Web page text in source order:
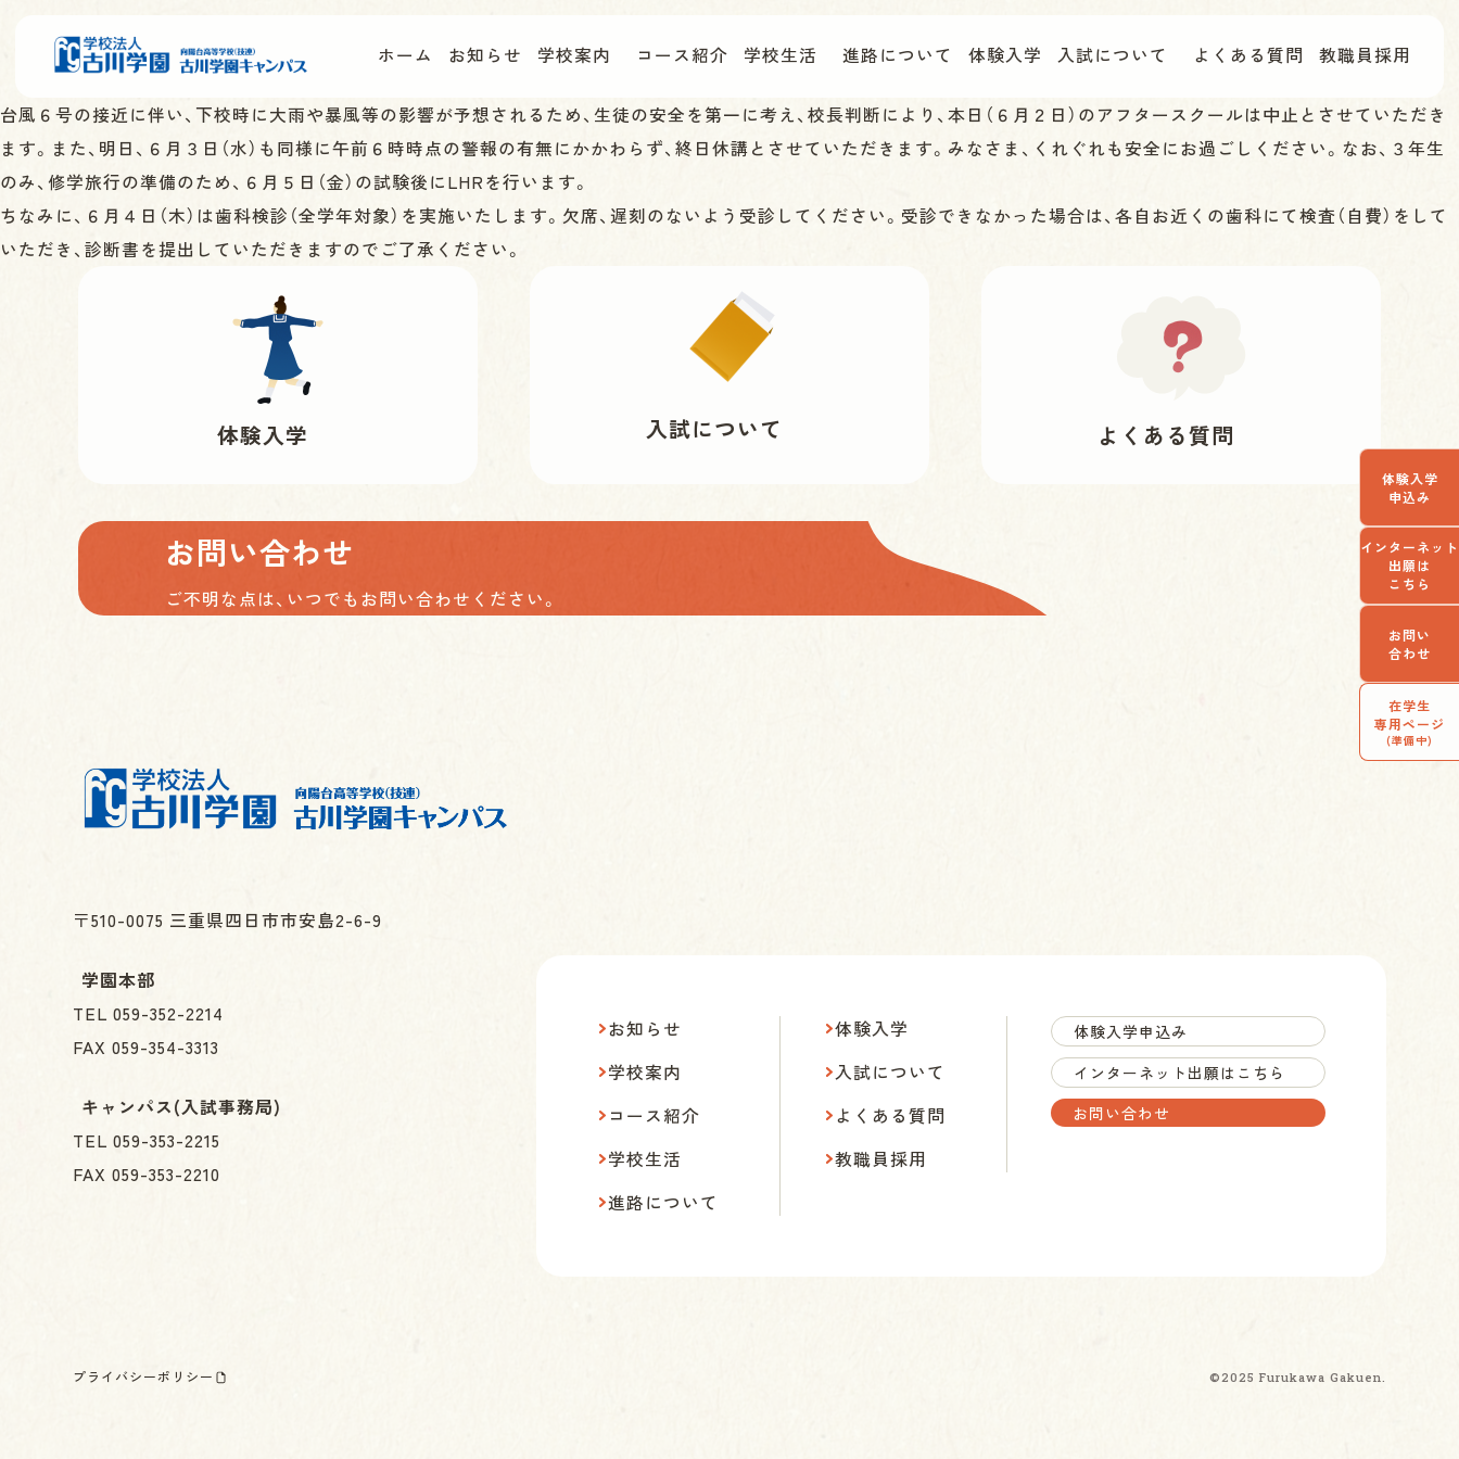
ホーム お知らせ 学校案内 コース紹介 学校生活 進路について 体験入学 入試について よくある質問 教職員採用
体験入学
申込み
インターネット
出願は
こちら
お問い
合わせ
在学生
専用ページ
(準備中)
台風６号の接近に伴い、下校時に大雨や暴風等の影響が予想されるため、生徒の安全を第一に考え、校長判断により、本日（６月２日）のアフタースクールは中止とさせていただき
ます。また、明日、６月３日（水）も同様に午前６時時点の警報の有無にかかわらず、終日休講とさせていただきます。みなさま、くれぐれも安全にお過ごしください。なお、３年生
のみ、修学旅行の準備のため、６月５日（金）の試験後にLHRを行います。
ちなみに、６月４日（木）は歯科検診（全学年対象）を実施いたします。欠席、遅刻のないよう受診してください。受診できなかった場合は、各自お近くの歯科にて検査（自費）をして
いただき、診断書を提出していただきますのでご了承ください。
体験入学 入試について よくある質問
お問い合わせ
ご不明な点は、 いつでもお問い合わせください。
〒510-0075 三重県四日市市安島2-6-9
学園本部
TEL 059-352-2214
FAX 059-354-3313
キャンパス(入試事務局)
TEL 059-353-2215
FAX 059-353-2210
お知らせ
学校案内
コース紹介
学校生活
進路について
体験入学
入試について
よくある質問
教職員採用
体験入学申込み
インターネット出願はこちら
お問い合わせ
プライバシーポリシー ©2025 Furukawa Gakuen.